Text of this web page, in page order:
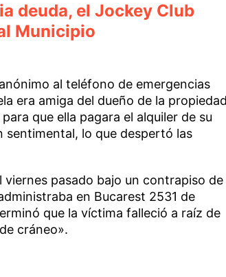
deuda, el Jockey Club
Municipio
al teléfono de emergencias
era amiga del dueño de la propiedad
que ella pagara el alquiler de su
sentimental, lo que despertó las
pasado bajo un contrapiso de
en Bucarest 2531 de
que la víctima falleció a raíz de
cráneo».